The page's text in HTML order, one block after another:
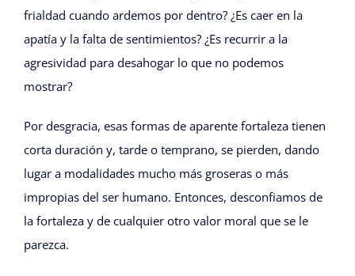
frialdad cuando ardemos por dentro? ¿Es caer en la
apatía y la falta de sentimientos? ¿Es recurrir a la
agresividad para desahogar lo que no podemos
mostrar?
Por desgracia, esas formas de aparente fortaleza tienen
corta duración y, tarde o temprano, se pierden, dando
lugar a modalidades mucho más groseras o más
impropias del ser humano. Entonces, desconfiamos de
la fortaleza y de cualquier otro valor moral que se le
parezca.